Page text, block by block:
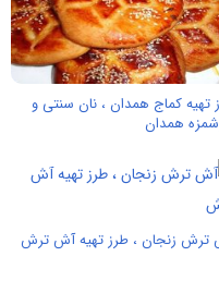
تهیه کماج همدان ، نان سنتی و
همدان
زنجان ، طرز تهیه آش ترش